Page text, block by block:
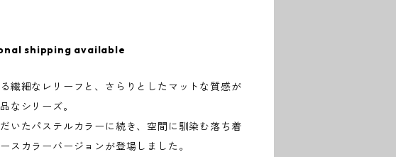
shipping available
繊細なレリーフと、さらりとしたマットな質感が
なシリーズ。
いたパステルカラーに続き、空間に馴染む落ち着
スカラーバージョンが登場しました。